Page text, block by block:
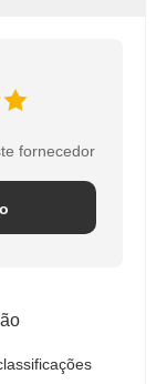
fornecedor